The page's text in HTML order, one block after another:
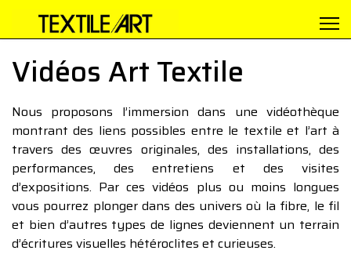
Vidéos Art Textile
Nous proposons l’immersion dans une vidéothèque
montrant des liens possibles entre le textile et l’art à
travers des œuvres originales, des installations, des
performances, des entretiens et des visites
d’expositions. Par ces vidéos plus ou moins longues
vous pourrez plonger dans des univers où la fibre, le fil
et bien d’autres types de lignes deviennent un terrain
d’écritures visuelles hétéroclites et curieuses.